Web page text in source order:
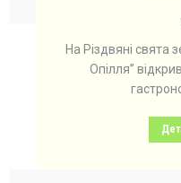
На Різдвяні свята
Опілля”